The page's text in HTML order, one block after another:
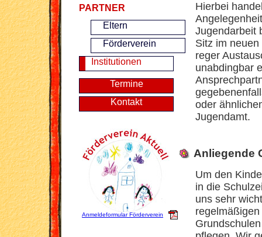
PARTNER
Eltern
Förderverein
Institutionen
Termine
Kontakt
Anmeldeformular Förderverein
Hierbei
Jugendarbeit
Sitz im
reger
unabdingbar
oder
Jugendamt.
Anliegende
Um den
in die
uns sehr